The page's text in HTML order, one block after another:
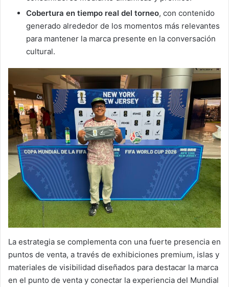
Cobertura en tiempo real del torneo, con contenido
generado alrededor de los momentos más relevantes
para mantener la marca presente en la conversación
cultural.
La estrategia se complementa con una fuerte presencia en
puntos de venta, a través de exhibiciones premium, islas y
materiales de visibilidad diseñados para destacar la marca
en el punto de venta y conectar la experiencia del Mundial